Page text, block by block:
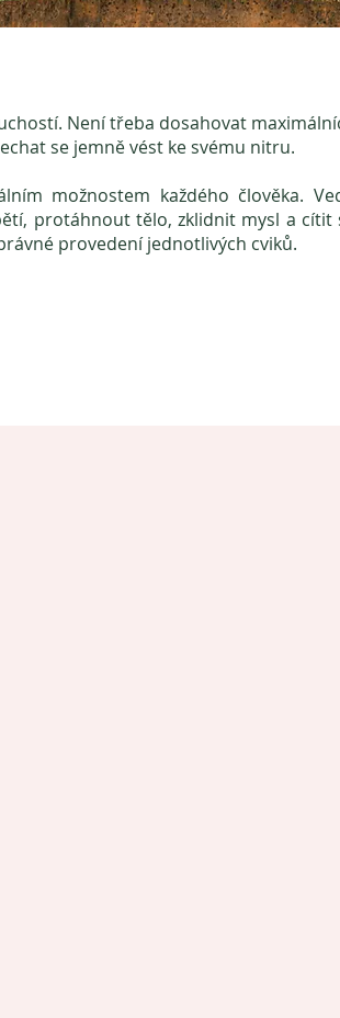
Není třeba dosahovat
se jemně vést ke svému nitru.
možnostem každého člověka.
protáhnout tělo, zklidnit mysl a cítit
provedení jednotlivých cviků.